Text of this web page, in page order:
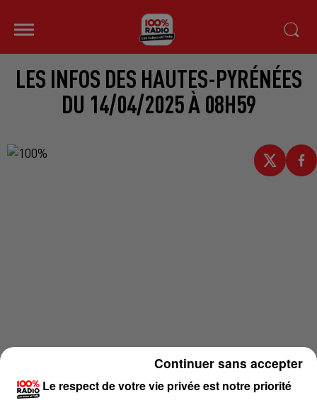
LES INFOS DES HAUTES-PYRÉNÉES
DU 14/04/2025 À 08H59
Le respect de votre vie privée est notre priorité
Continuer sans accepter